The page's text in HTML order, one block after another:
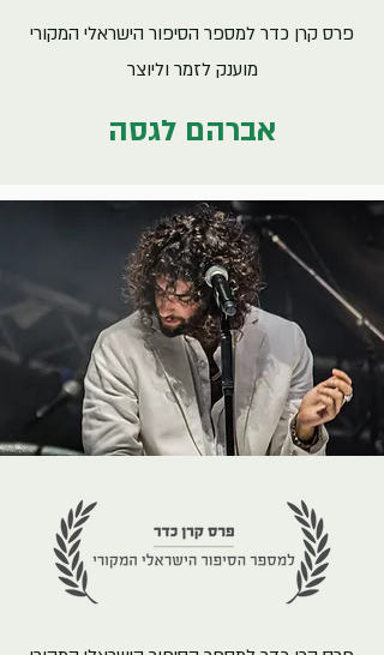
פרס קרן כדר למספר הסיפור הישראלי המקורי
מוענק לזמר וליוצר
אברהם לגסה